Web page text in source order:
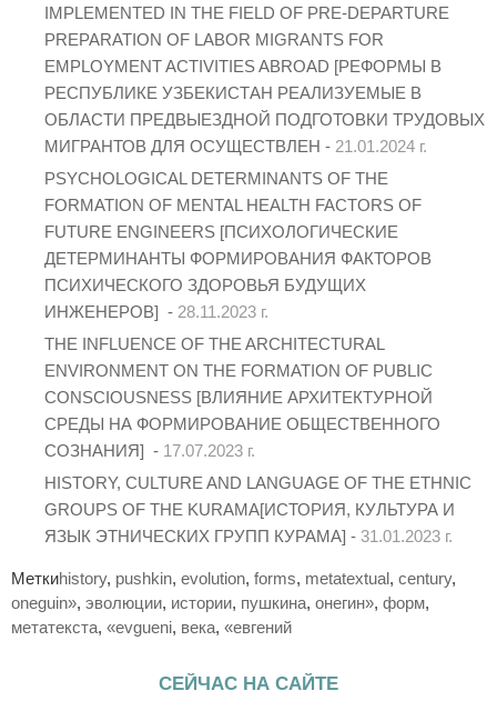
IMPLEMENTED IN THE FIELD OF PRE-DEPARTURE
PREPARATION OF LABOR MIGRANTS FOR
EMPLOYMENT ACTIVITIES ABROAD [РЕФОРМЫ В
РЕСПУБЛИКЕ УЗБЕКИСТАН РЕАЛИЗУЕМЫЕ В
ОБЛАСТИ ПРЕДВЫЕЗДНОЙ ПОДГОТОВКИ ТРУДОВЫХ
МИГРАНТОВ ДЛЯ ОСУЩЕСТВЛЕН - 21.01.2024 г.
PSYCHOLOGICAL DETERMINANTS OF THE
FORMATION OF MENTAL HEALTH FACTORS OF
FUTURE ENGINEERS [ПСИХОЛОГИЧЕСКИЕ
ДЕТЕРМИНАНТЫ ФОРМИРОВАНИЯ ФАКТОРОВ
ПСИХИЧЕСКОГО ЗДОРОВЬЯ БУДУЩИХ
ИНЖЕНЕРОВ] - 28.11.2023 г.
THE INFLUENCE OF THE ARCHITECTURAL
ENVIRONMENT ON THE FORMATION OF PUBLIC
CONSCIOUSNESS [ВЛИЯНИЕ АРХИТЕКТУРНОЙ
СРЕДЫ НА ФОРМИРОВАНИЕ ОБЩЕСТВЕННОГО
СОЗНАНИЯ] - 17.07.2023 г.
HISTORY, CULTURE AND LANGUAGE OF THE ETHNIC
GROUPS OF THE KURAMA[ИСТОРИЯ, КУЛЬТУРА И
ЯЗЫК ЭТНИЧЕСКИХ ГРУПП КУРАМА] - 31.01.2023 г.
Меткиhistory, pushkin, evolution, forms, metatextual, century,
oneguin», эволюции, истории, пушкина, онегин», форм,
метатекста, «evgueni, века, «евгений
СЕЙЧАС НА САЙТЕ